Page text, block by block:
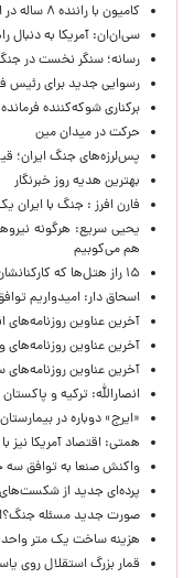
کامیون با راننده ۸ ساله در اصفهان توقیف شد
سی‌ان‌ان: آمریکا به دنبال
رسانه؛ سنگر نخست در
رسوایی جدید برای رئیس
برکناری شوکه‌کننده
حركت در ميدان مين
پس‌لرزه‌های جنگ ایران؛
بهترین هدیه روز خبرنگار
فارن افرز : جنگ با ایران
یحیی سریع: هرگونه
هم می‌کوبیم
۱۵ راز هتل‌ها که کارکنانشان فاش کردند
اسحاق دار: امیدواریم
آخرین عناوین روزنامه‌های
آخرین عناوین روزنامه‌های
آخرین عناوین
انصارالله: ترکیه و
«ایرج» دوباره در
همتی: اقتصاد آمریکا
واکنش صنعا به توافق سه
پرده‌ای جدید از
صورت جدید مسئله جنگ؟!
هزینه ساخت یک متر
قمار بزرگ استقلال روی